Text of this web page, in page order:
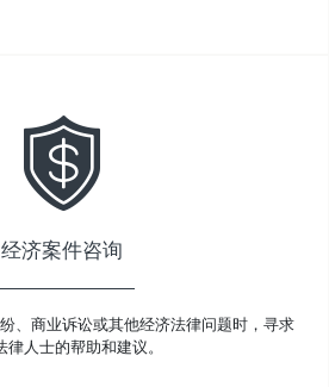
经济案件咨询
、商业诉讼或其他经济法律问题时，寻求
律人士的帮助和建议。